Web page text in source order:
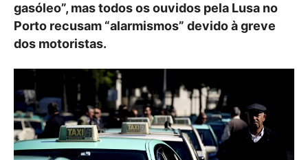
gasóleo”, mas todos os ouvidos pela Lusa no
Porto recusam “alarmismos” devido à greve
dos motoristas.